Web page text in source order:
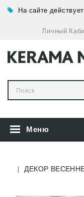
На сайте
Личный
Меню
ДЕКОР